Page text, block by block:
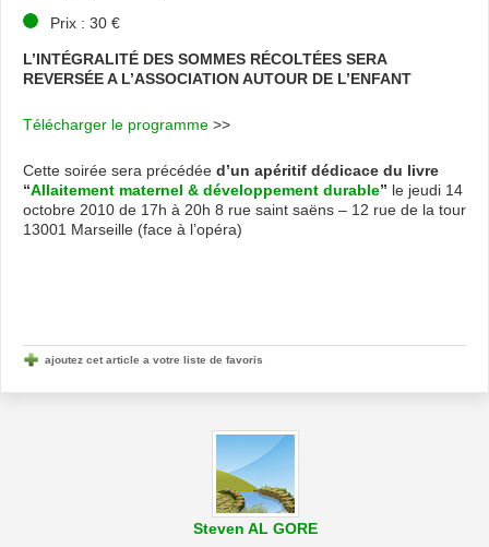
Prix : 30 €
L’INTÉGRALITÉ DES SOMMES RÉCOLTÉES SERA
REVERSÉE A L’ASSOCIATION AUTOUR DE L’ENFANT
Télécharger le programme >>
Cette soirée sera précédée d’un apéritif dédicace du livre
“Allaitement maternel & développement durable” le jeudi 14
octobre 2010 de 17h à 20h 8 rue saint saëns – 12 rue de la tour
13001 Marseille (face à l’opéra)
ajoutez cet article a votre liste de favoris
Steven AL GORE